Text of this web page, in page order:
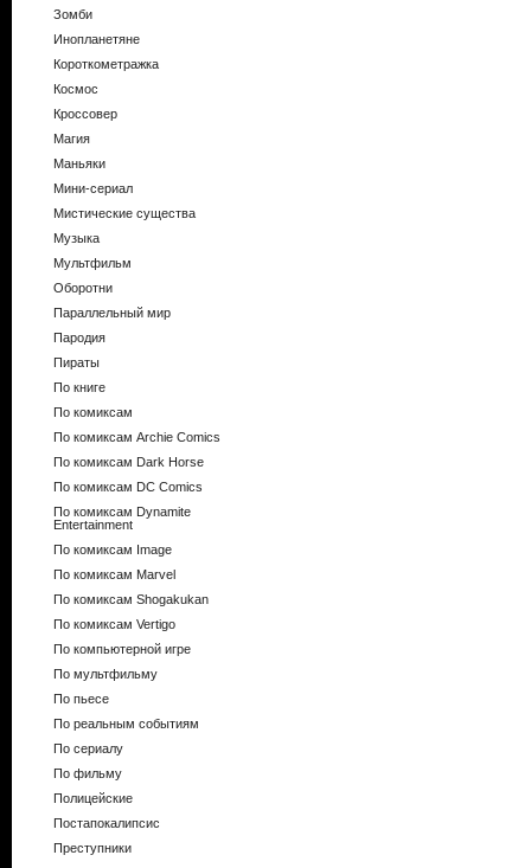
Зомби
Инопланетяне
Короткометражка
Космос
Кроссовер
Магия
Маньяки
Мини-сериал
Мистические существа
Музыка
Мультфильм
Оборотни
Параллельный мир
Пародия
Пираты
По книге
По комиксам
По комиксам Archie Comics
По комиксам Dark Horse
По комиксам DC Comics
По комиксам Dynamite
Entertainment
По комиксам Image
По комиксам Marvel
По комиксам Shogakukan
По комиксам Vertigo
По компьютерной игре
По мультфильму
По пьесе
По реальным событиям
По сериалу
По фильму
Полицейские
Постапокалипсис
Преступники